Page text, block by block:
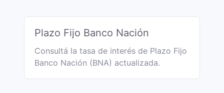
Plazo Fijo Banco Nación
Consultá la tasa de interés de Plazo Fijo
Banco Nación (BNA) actualizada.